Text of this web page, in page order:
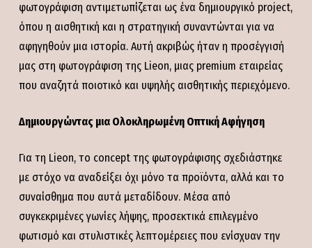
φωτογράφιση αντιμετωπίζεται ως ένα δημιουργικό project,
όπου η αισθητική και η στρατηγική συναντώνται για να
αφηγηθούν μια ιστορία. Αυτή ακριβώς ήταν η προσέγγισή
μας στη φωτογράφιση της Lieon, μιας premium εταιρείας
που αναζητά ποιοτικό και υψηλής αισθητικής περιεχόμενο.
Δημιουργώντας μια Ολοκληρωμένη Οπτική Αφήγηση
Για τη Lieon, το concept της φωτογράφισης σχεδιάστηκε
με στόχο να αναδείξει όχι μόνο τα προϊόντα, αλλά και το
συναίσθημα που αυτά μεταδίδουν. Μέσα από
συγκεκριμένες γωνίες λήψης, προσεκτικά επιλεγμένο
φωτισμό και στυλιστικές λεπτομέρειες που ενίσχυαν την